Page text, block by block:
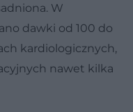
W
dawki od 100 do
kardiologicznych,
nawet kilka